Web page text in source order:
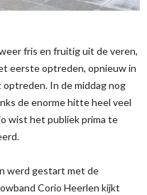
fris en fruitig uit de veren,
eerste optreden, opnieuw in
In de middag nog
de enorme hitte heel veel
wist het publiek prima te
werd gestart met de
Corio Heerlen kijkt